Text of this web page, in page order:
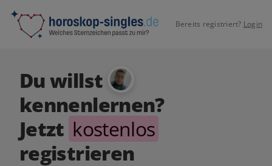
Bereits registriert? Login
Du willst
kennenlernen?
Jetzt kostenlos
registrieren